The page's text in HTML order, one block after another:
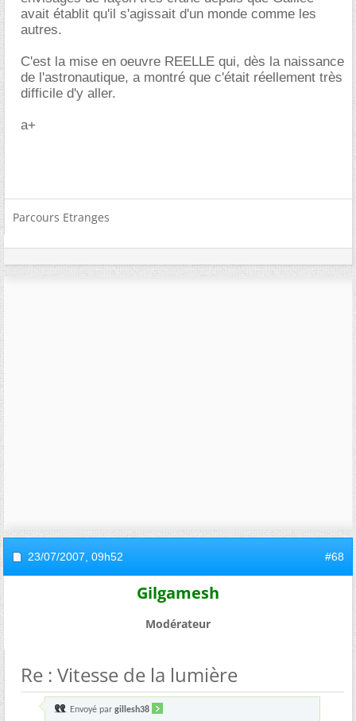
avait établit qu'il s'agissait d'un monde comme les
autres.
C'est la mise en oeuvre REELLE qui, dès la naissance
de l'astronautique, a montré que c'était réellement très
difficile d'y aller.
a+
Parcours Etranges
23/07/2007, 09h52 #68
Gilgamesh
Modérateur
Re : Vitesse de la lumière
Envoyé par gillesh38